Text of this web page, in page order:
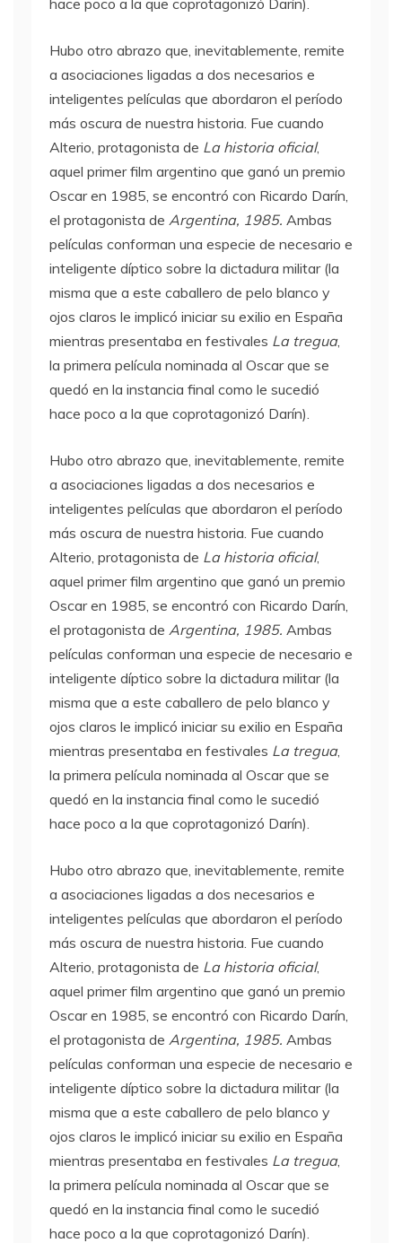
hace poco a la que coprotagonizó Darín).
Hubo otro abrazo que, inevitablemente, remite
a asociaciones ligadas a dos necesarios e
inteligentes películas que abordaron el período
más oscura de nuestra historia. Fue cuando
Alterio, protagonista de La historia oficial,
aquel primer film argentino que ganó un premio
Oscar en 1985, se encontró con Ricardo Darín,
el protagonista de Argentina, 1985. Ambas
películas conforman una especie de necesario e
inteligente díptico sobre la dictadura militar (la
misma que a este caballero de pelo blanco y
ojos claros le implicó iniciar su exilio en España
mientras presentaba en festivales La tregua,
la primera película nominada al Oscar que se
quedó en la instancia final como le sucedió
hace poco a la que coprotagonizó Darín).
Hubo otro abrazo que, inevitablemente, remite
a asociaciones ligadas a dos necesarios e
inteligentes películas que abordaron el período
más oscura de nuestra historia. Fue cuando
Alterio, protagonista de La historia oficial,
aquel primer film argentino que ganó un premio
Oscar en 1985, se encontró con Ricardo Darín,
el protagonista de Argentina, 1985. Ambas
películas conforman una especie de necesario e
inteligente díptico sobre la dictadura militar (la
misma que a este caballero de pelo blanco y
ojos claros le implicó iniciar su exilio en España
mientras presentaba en festivales La tregua,
la primera película nominada al Oscar que se
quedó en la instancia final como le sucedió
hace poco a la que coprotagonizó Darín).
Hubo otro abrazo que, inevitablemente, remite
a asociaciones ligadas a dos necesarios e
inteligentes películas que abordaron el período
más oscura de nuestra historia. Fue cuando
Alterio, protagonista de La historia oficial,
aquel primer film argentino que ganó un premio
Oscar en 1985, se encontró con Ricardo Darín,
el protagonista de Argentina, 1985. Ambas
películas conforman una especie de necesario e
inteligente díptico sobre la dictadura militar (la
misma que a este caballero de pelo blanco y
ojos claros le implicó iniciar su exilio en España
mientras presentaba en festivales La tregua,
la primera película nominada al Oscar que se
quedó en la instancia final como le sucedió
hace poco a la que coprotagonizó Darín).